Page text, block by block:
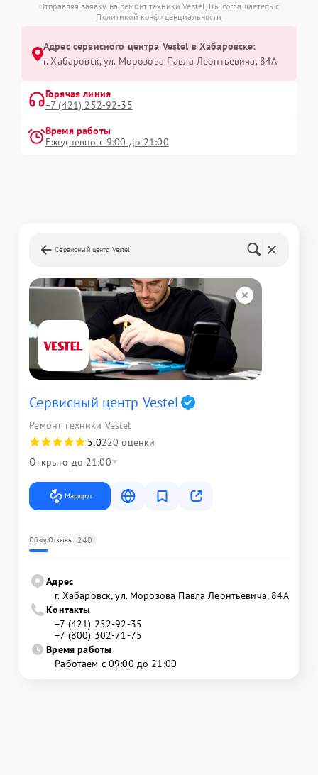
Отправляя заявку на ремонт техники Vestel, Вы соглашаетесь с
Политикой конфиденциальности
Адрес сервисного центра Vestel в Хабаровске:
г. Хабаровск, ул. Морозова Павла Леонтьевича, 84А
Горячая линия
+7 (421) 252-92-35
Время работы
Ежедневно с 9:00 до 21:00
Сервисный центр Vestel
Сервисный центр Vestel
Ремонт техники Vestel
5,0220 оценки
Открыто до 21:00
Маршрут
ОбзорОтзывы 240
Адрес
г. Хабаровск, ул. Морозова Павла Леонтьевича, 84А
Контакты
+7 (421) 252-92-35
+7 (800) 302-71-75
Время работы
Работаем с 09:00 до 21:00